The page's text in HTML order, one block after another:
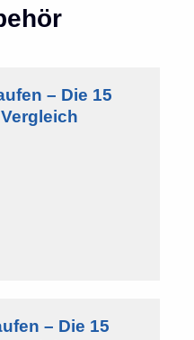
– Die 15
– Die 15